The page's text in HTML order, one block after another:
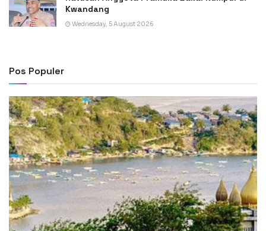
Kwandang
Wednesday, 5 August 2026
Pos Populer